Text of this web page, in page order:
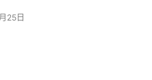
25日